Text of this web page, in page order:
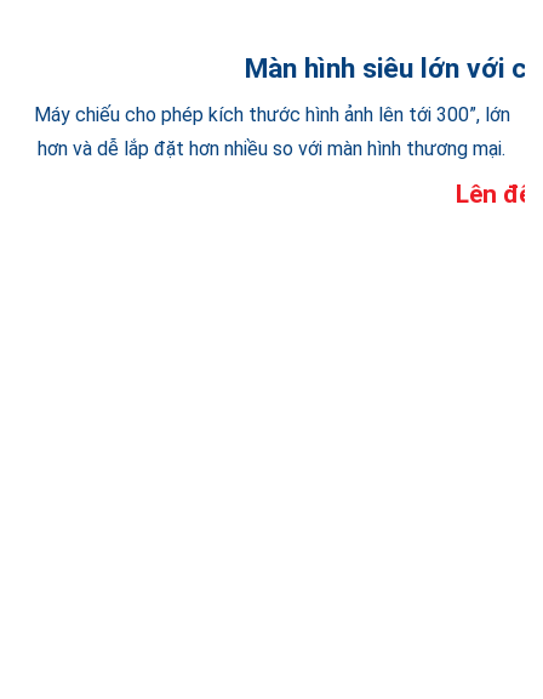
Màn hình siêu lớn với
Máy chiếu cho phép kích thước hình ảnh lên tới 300”, lớn
hơn và dễ lắp đặt hơn nhiều so với màn hình thương mại.
Lên